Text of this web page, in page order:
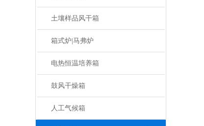
土壤样品风干箱
箱式炉|马弗炉
电热恒温培养箱
鼓风干燥箱
人工气候箱